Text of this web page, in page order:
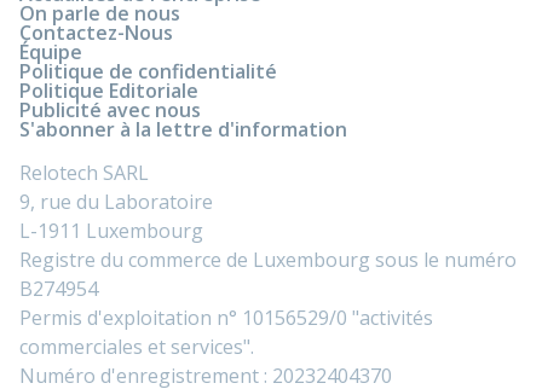
On parle de nous
Contactez-Nous
Équipe
Politique de confidentialité
Politique Editoriale
Publicité avec nous
S'abonner à la lettre d'information
Relotech SARL
9, rue du Laboratoire
L-1911 Luxembourg
Registre du commerce de Luxembourg sous le numéro
B274954
Permis d'exploitation n° 10156529/0 "activités
commerciales et services".
Numéro d'enregistrement : 20232404370